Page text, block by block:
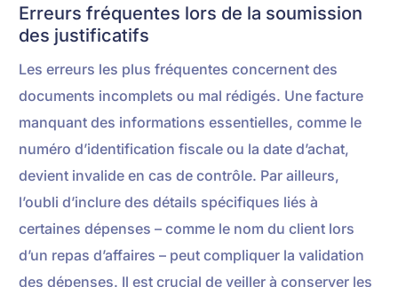
Erreurs fréquentes lors de la soumission
des justificatifs
Les erreurs les plus fréquentes concernent des
documents incomplets ou mal rédigés. Une facture
manquant des informations essentielles, comme le
numéro d’identification fiscale ou la date d’achat,
devient invalide en cas de contrôle. Par ailleurs,
l’oubli d’inclure des détails spécifiques liés à
certaines dépenses – comme le nom du client lors
d’un repas d’affaires – peut compliquer la validation
des dépenses. Il est crucial de veiller à conserver les